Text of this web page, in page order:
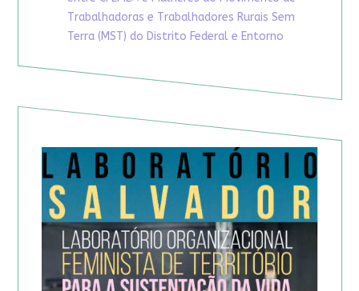
Trabalhadoras e Trabalhadores Rurais Sem
Terra (MST) do Distrito Federal e Entorno